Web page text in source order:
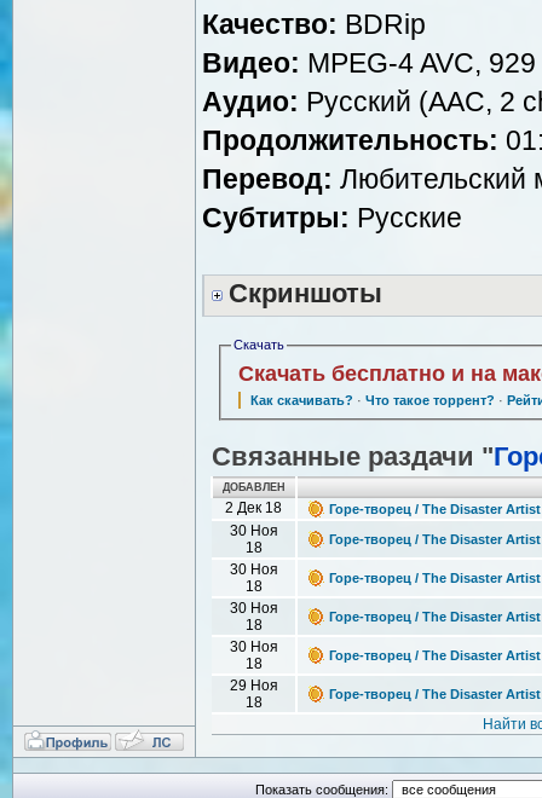
Качество: BDRip
Видео: MPEG-4 AVC,
Аудио: Русский (AAC, 2
Продолжительность:
Перевод: Любительский
Субтитры: Русские
Скриншоты
Скачать
Скачать бесплатно и на
Как скачивать? · Что такое торрент? ·
Связанные раздачи "
ДОБАВЛЕН
2 Дек 18 Горе-творец / The Disaster
30 Ноя
18
Горе-творец / The Disaster
30 Ноя
18
Горе-творец / The Disaster
30 Ноя
18
Горе-творец / The Disaster
30 Ноя
18
Горе-творец / The Disaster
29 Ноя
18
Горе-творец / The Disaster
Найти
Показать сообщения: